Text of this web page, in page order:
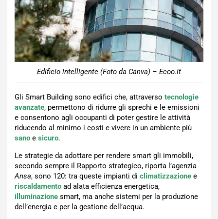
Edificio intelligente (Foto da Canva) – Ecoo.it
Gli Smart Building sono edifici che, attraverso tecnologie
avanzate, permettono di ridurre gli sprechi e le emissioni
e consentono agli occupanti di poter gestire le attività
riducendo al minimo i costi e vivere in un ambiente più
sano e sicuro.
Le strategie da adottare per rendere smart gli immobili,
secondo sempre il Rapporto strategico, riporta l’agenzia
Ansa, sono 120: tra queste impianti di climatizzazione e
riscaldamento ad alata efficienza energetica,
illuminazione smart, ma anche sistemi per la produzione
dell’energia e per la gestione dell’acqua.